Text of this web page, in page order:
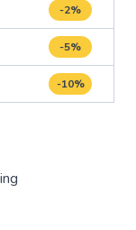
-2%
-5%
-10%